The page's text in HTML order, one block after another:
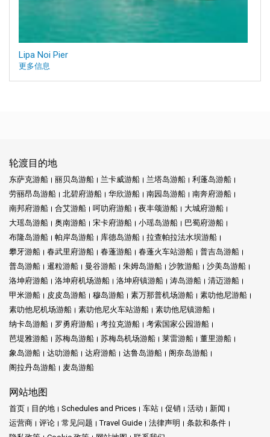
Lipa Noi Pier
更多信息
轮渡目的地
东萨克游船 丽贝岛游船 兰卡威游船 兰塔岛游船
利蓬岛游船
劳丽昂岛游船
北碧府游船 华欣游船 南园岛游船
南奔府游船
南邦府游船
合艾游船 呵叻府游船 夜丰颂游船
大城府游船
大瑶岛游船
奥南游船 宋卡府游船 小瑶岛游船
巴蜀府游船
布隆岛游船
帕岸岛游船 库德岛游船
拉查帕拉法水坝游船
攀牙游船
春武里府游船 春蓬游船 春蓬火车站游船
普吉岛游船
普岛游船
暹粒游船 曼谷游船 朱姆岛游船 沙敦游船
沙美岛游船
洛坤府游船
洛坤府机场游船 洛坤府镇游船 涛岛游船
清迈游船
甲米游船
皮皮岛游船 穆岛游船 素万那普机场游船
素叻他尼游船
素叻他尼机场游船
素叻他尼火车站游船
素叻他尼镇游船
纳卡岛游船
罗勇府游船 考拉克游船
考索国家公园游船
芭堤雅游船
苏梅岛游船 苏梅岛机场游船 莱雷游船
董里游船
象岛游船
达叻游船 达府游船 达鲁岛游船
阁奈岛游船
阁拉丹岛游船
麦岛游船
网站地图
首页 目的地 Schedules and Prices 车站 促销 活动
新闻
运营商
评论 常见问题 Travel Guide 法律声明
条款和条件